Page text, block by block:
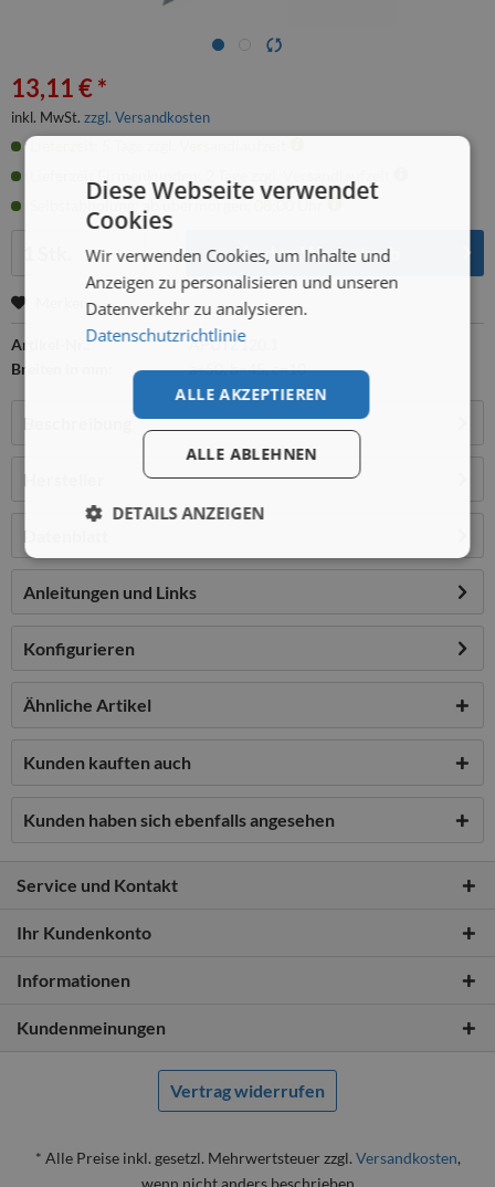
13,11 € *
inkl. MwSt. zzgl. Versandkosten
Lieferzeit: 5 Tage zzgl. Versandlaufzeit
Selbstabholung: ab übermorgen, 08:00 Uhr
In den Warenkorb
Merken
Artikel-Nr.:
APUTZ120.1
Breiten in mm:
a=50, b=45, c=10
Beschreibung
Hersteller
Datenblatt
Anleitungen und Links
Konfigurieren
Ähnliche Artikel
Kunden kauften auch
Kunden haben sich ebenfalls angesehen
Service und Kontakt
Ihr Kundenkonto
Informationen
Kundenmeinungen
Vertrag widerrufen
* Alle Preise inkl. gesetzl. Mehrwertsteuer zzgl. Versandkosten,
wenn nicht anders beschrieben
Diese Webseite verwendet
Cookies
Wir verwenden Cookies, um Inhalte und
Anzeigen zu personalisieren und unseren
Datenverkehr zu analysieren.
Datenschutzrichtlinie
ALLE AKZEPTIEREN
ALLE ABLEHNEN
DETAILS ANZEIGEN